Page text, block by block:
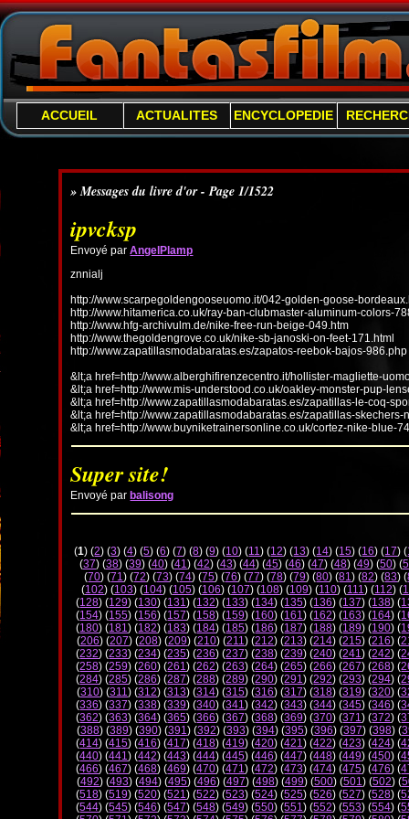
ACCUEIL ACTUALITES ENCYCLOPEDIE
» Messages du livre d'or - Page 1/1522
ipvcksp
Envoyé parAngelPlamp
znnialj
http://www.scarpegoldengooseuomo.it/042-golden-goose-
http://www.hitamerica.co.uk/ray-ban-clubmaster-aluminum-colors-
http://www.hfg-archivulm.de/nike-free-run-beige-049.htm
http://www.thegoldengrove.co.uk/nike-sb-janoski-on-feet-171.html
http://www.zapatillasmodabaratas.es/zapatos-reebok-bajos-986.php
&lt;a href=http://www.alberghifirenzecentro.it/hollister-magliette-
&lt;a href=http://www.mis-understood.co.uk/oakley-monster-pup-
&lt;a href=http://www.zapatillasmodabaratas.es/zapatillas-le-coq-
&lt;a href=http://www.zapatillasmodabaratas.es/zapatillas-
&lt;a href=http://www.buyniketrainersonline.co.uk/cortez-nike-blue-
Super site!
Envoyé par balisong
(1) (2) (3) (4) (5) (6) (7) (8) (9) (10) (11) (12) (13) (14) (15) (16) (17) (
(37) (38) (39) (40) (41) (42) (43) (44) (45) (46) (47) (48) (49) (50) (
(70) (71) (72) (73) (74) (75) (76) (77) (78) (79) (80) (81) (82) (83) (
(102) (103) (104) (105) (106) (107) (108) (109) (110) (111) (112) (
(128) (129) (130) (131) (132) (133) (134) (135) (136) (137) (138) (
(154) (155) (156) (157) (158) (159) (160) (161) (162) (163) (164) (
(180) (181) (182) (183) (184) (185) (186) (187) (188) (189) (190) (
(206) (207) (208) (209) (210) (211) (212) (213) (214) (215) (216) (
(232) (233) (234) (235) (236) (237) (238) (239) (240) (241) (242) (
(258) (259) (260) (261) (262) (263) (264) (265) (266) (267) (268) (
(284) (285) (286) (287) (288) (289) (290) (291) (292) (293) (294) (
(310) (311) (312) (313) (314) (315) (316) (317) (318) (319) (320) (
(336) (337) (338) (339) (340) (341) (342) (343) (344) (345) (346) (
(362) (363) (364) (365) (366) (367) (368) (369) (370) (371) (372) (
(388) (389) (390) (391) (392) (393) (394) (395) (396) (397) (398) (
(414) (415) (416) (417) (418) (419) (420) (421) (422) (423) (424) (
(440) (441) (442) (443) (444) (445) (446) (447) (448) (449) (450) (
(466) (467) (468) (469) (470) (471) (472) (473) (474) (475) (476) (
(492) (493) (494) (495) (496) (497) (498) (499) (500) (501) (502) (
(518) (519) (520) (521) (522) (523) (524) (525) (526) (527) (528) (
(544) (545) (546) (547) (548) (549) (550) (551) (552) (553) (554) (